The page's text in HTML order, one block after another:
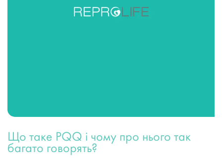
Що таке PQQ і чому про нього так
багато говорять?